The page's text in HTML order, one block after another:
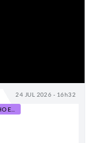
24 JUL 2026 - 16h32
E...